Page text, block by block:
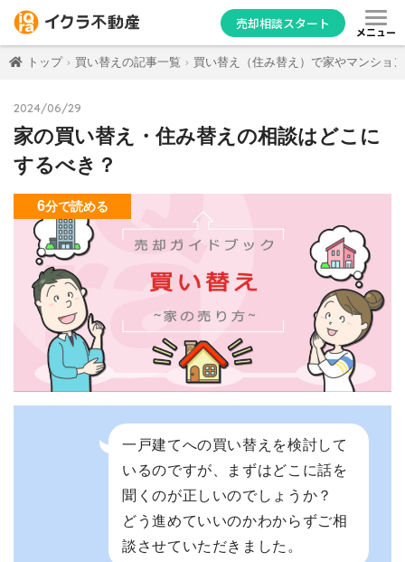
売却相談スタート
メニュー
トップ 買い替えの記事一覧 買い替え（住み替え）で家やマンショ
2024/06/29
家の買い替え・住み替えの相談はどこに
するべき？
6分で読める
一戸建てへの買い替えを検討して
いるのですが、まずはどこに話を
聞くのが正しいのでしょうか？
どう進めていいのかわからずご相
談させていただきました。